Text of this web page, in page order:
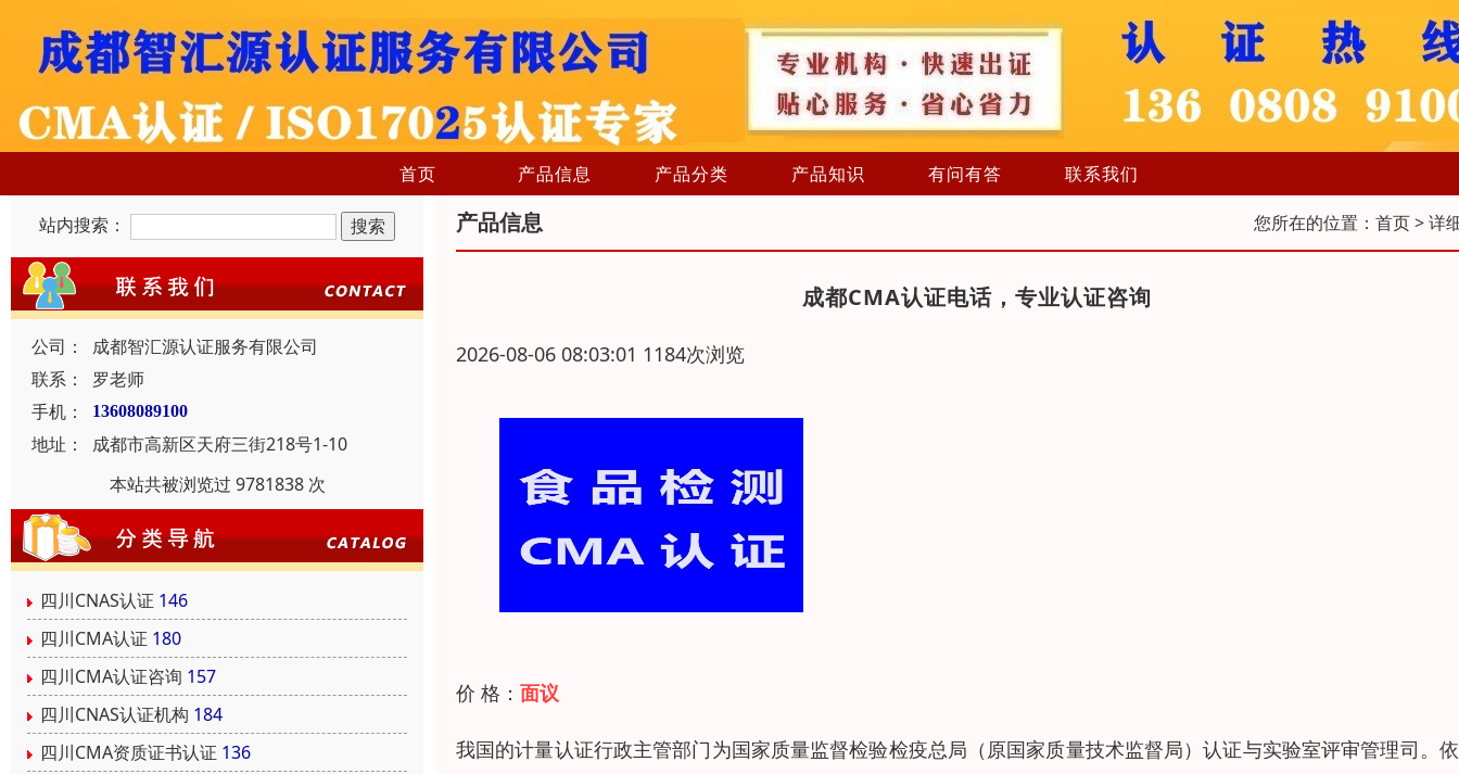
首页 产品信息 产品分类 产品知识 有问有答 联系我们
站内搜索：
公司：
成都智汇源认证服务有限公司
联系：
罗老师
手机：
13608089100
地址：
成都市高新区天府三街218号1-10
本站共被浏览过 9781838 次
四川CNAS认证 146
四川CMA认证 180
四川CMA认证咨询 157
四川CNAS认证机构 184
四川CMA资质证书认证 136
产品信息 您所在的位置： 首页> 详
成都CMA认证电话，专业认证咨询
2026-08-06 08:03:01 1184次浏览
价 格： 面议
我国的计量认证行政主管部门为国家质量监督检验检疫总局（原国家质量技术监督局）认证与实验室评审管理司。